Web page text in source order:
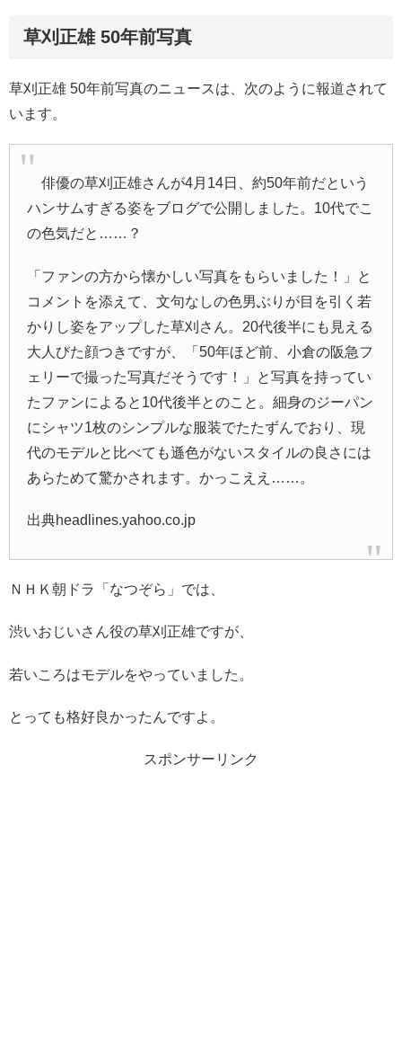
草刈正雄 50年前写真
草刈正雄 50年前写真のニュースは、次のように報道されて
います。
俳優の草刈正雄さんが4月14日、約50年前だという
ハンサムすぎる姿をブログで公開しました。10代でこ
の色気だと……？
「ファンの方から懐かしい写真をもらいました！」と
コメントを添えて、文句なしの色男ぶりが目を引く若
かりし姿をアップした草刈さん。20代後半にも見える
大人びた顔つきですが、「50年ほど前、小倉の阪急フ
ェリーで撮った写真だそうです！」と写真を持ってい
たファンによると10代後半とのこと。細身のジーパン
にシャツ1枚のシンプルな服装でたたずんでおり、現
代のモデルと比べても遜色がないスタイルの良さには
あらためて驚かされます。かっこええ……。
出典headlines.yahoo.co.jp
ＮＨＫ朝ドラ「なつぞら」では、
渋いおじいさん役の草刈正雄ですが、
若いころはモデルをやっていました。
とっても格好良かったんですよ。
スポンサーリンク